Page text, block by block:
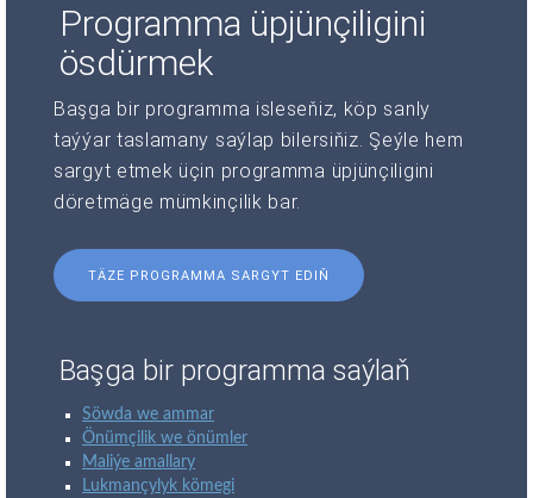
Programma üpjünçiligini
ösdürmek
Başga bir programma isleseňiz, köp sanly
taýýar taslamany saýlap bilersiňiz. Şeýle hem
sargyt etmek üçin programma üpjünçiligini
döretmäge mümkinçilik bar.
TÄZE PROGRAMMA SARGYT EDIŇ
Başga bir programma saýlaň
Söwda we ammar
Önümçilik we önümler
Maliýe amallary
Lukmançylyk kömegi